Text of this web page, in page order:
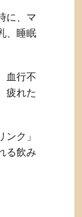
に、マ
、睡眠
血行不
疲れた
ク」
る飲み